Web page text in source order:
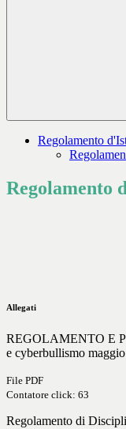
Regolamento
Regolamento
Allegati
REGOLAMENTO E
e cyberbullismo
File PDF
Contatore click: 63
Regolamento di